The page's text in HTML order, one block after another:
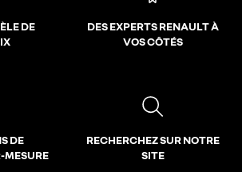
DE
DES EXPERTS RENAULT À
VOS CÔTÉS
DE
MESURE
RECHERCHEZ SUR NOTRE
SITE